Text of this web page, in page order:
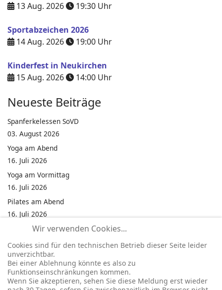
13 Aug. 2026
19:30 Uhr
Sportabzeichen 2026
14 Aug. 2026
19:00 Uhr
Kinderfest in Neukirchen
15 Aug. 2026
14:00 Uhr
Neueste Beiträge
Spanferkelessen SoVD
03. August 2026
Yoga am Abend
16. Juli 2026
Yoga am Vormittag
16. Juli 2026
Pilates am Abend
16. Juli 2026
Jumping Fitness Intervall
16. Juli 2026
Jumping Fitness Erwachsene
16. Juli 2026
Kinderfest in Neukirchen
Wir verwenden Cookies...
Cookies sind für den technischen Betrieb dieser Seite leider
unverzichtbar.
Bei einer Ablehnung könnte es also zu
Funktionseinschränkungen kommen.
Wenn Sie akzeptieren, sehen Sie diese Meldung erst wieder